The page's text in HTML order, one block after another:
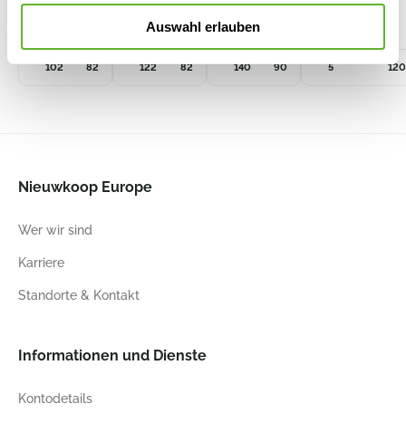
Auswahl erlauben
500 ltr.
102 82
750 ltr.
122 82
1000 ltr.
140 90
120 CM
5 120
Nieuwkoop Europe
Wer wir sind
Karriere
Standorte & Kontakt
Informationen und Dienste
Kontodetails